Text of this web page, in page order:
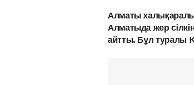
Алматы
Алматыда жер
айтты. Бұл туралы